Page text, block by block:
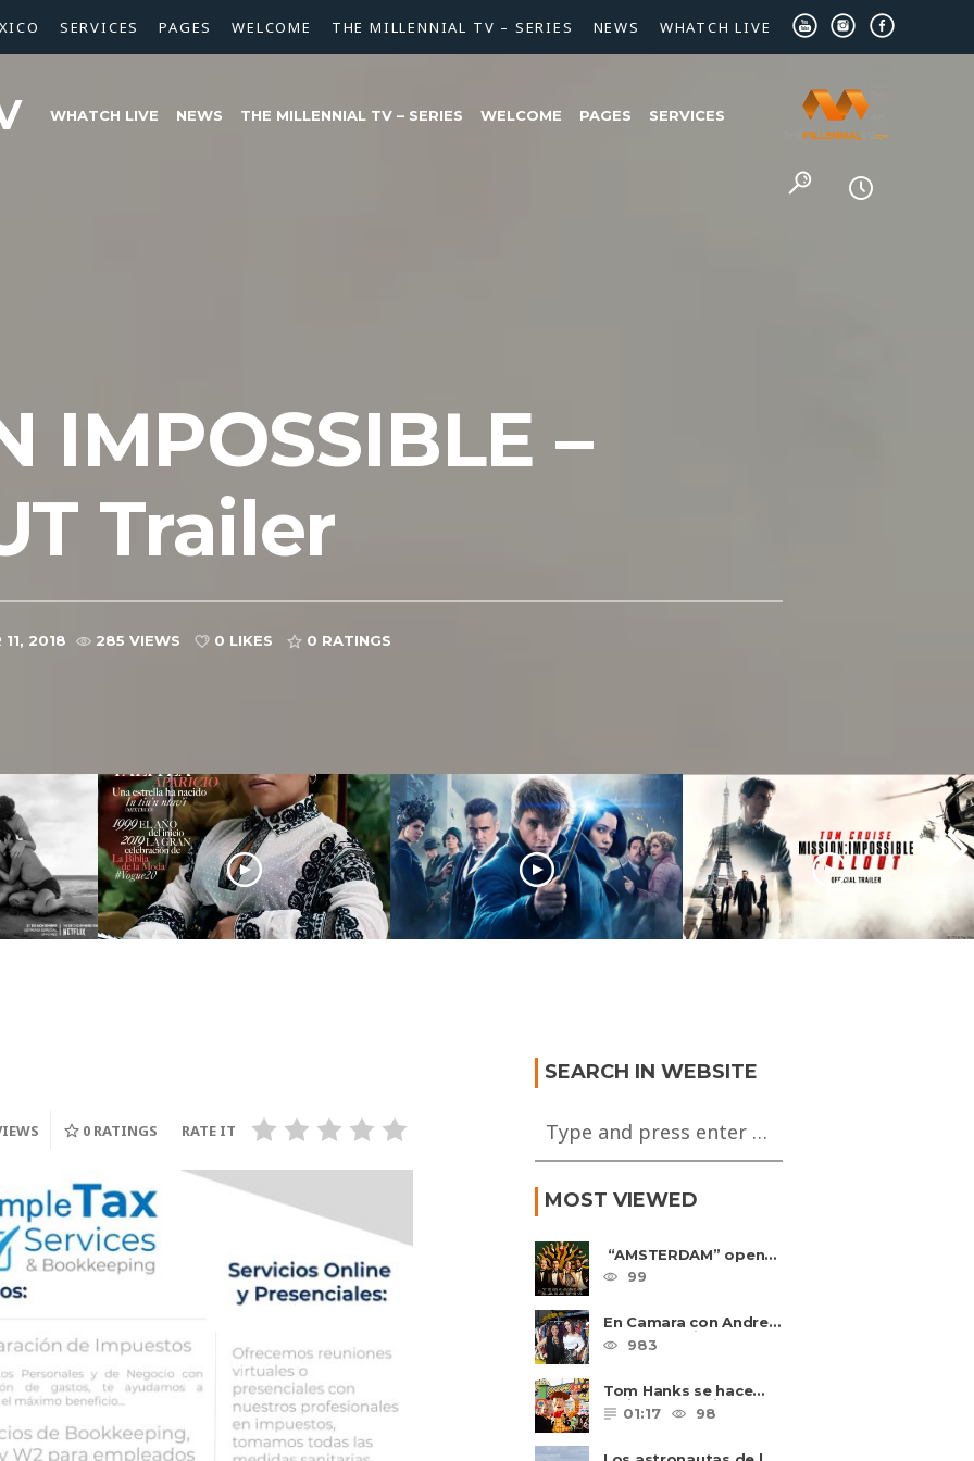
WHATCH LIVE
NEWS
THE MILLENNIAL TV – SERIES
WELCOME
PAGES
SERVICES
WHATCH LIVE NEWS THE MILLENNIAL TV – SERIES WELCOME PAGES SERVICES
IMPOSSIBLE –
Trailer
2018 285 VIEWS 0 LIKES 0 RATINGS
Crimes of Grindelwald
FALL OUT Trailer
0 RATINGS RATE IT
SEARCH IN WEBSITE
MOST VIEWED
“AMSTERDAM” opens
in U.S. theaters
October 7, 2022
99
En Camara con Andrea
Leal, entrevista con
Majo Cornejo, Cirque
983
Tom Hanks se hace
amigo de un niño
intimidado de 8 años
01:17 98